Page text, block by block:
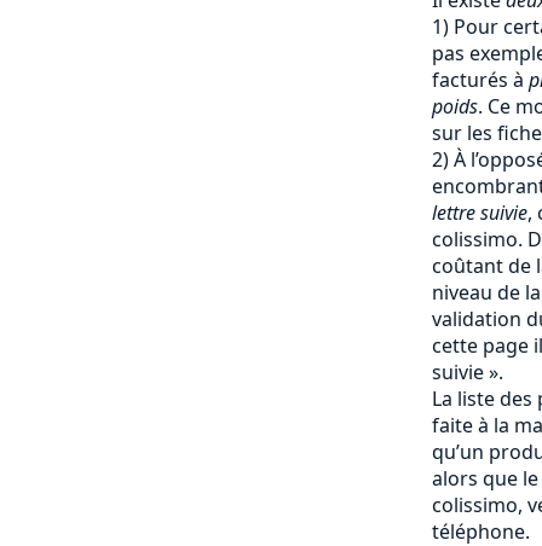
1) Pour
pas
facturés à
poids. Ce
sur les
2) À
lettre suivie,
colissimo.
coûtant de
niveau de
validation
cette page
suivie ».
La liste
faite à la
qu’un
alors que
colissimo,
téléphone.